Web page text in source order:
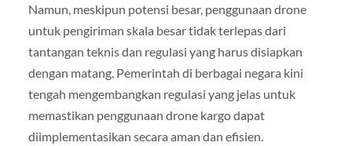
Namun, meskipun potensi besar, penggunaan drone
untuk pengiriman skala besar tidak terlepas dari
tantangan teknis dan regulasi yang harus disiapkan
dengan matang. Pemerintah di berbagai negara kini
tengah mengembangkan regulasi yang jelas untuk
memastikan penggunaan drone kargo dapat
diimplementasikan secara aman dan efisien.